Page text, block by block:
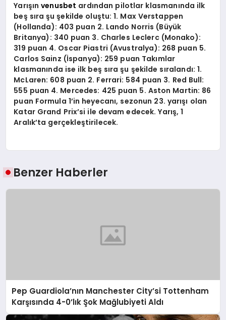
Yarışınvenusbet ardından pilotlar klasmanında ilk
beş sıra şu şekilde oluştu: 1. Max Verstappen
(Hollanda): 403 puan 2. Lando Norris (Büyük
Britanya): 340 puan 3. Charles Leclerc (Monako):
319 puan 4. Oscar Piastri (Avustralya): 268 puan 5.
Carlos Sainz (İspanya): 259 puan Takımlar
klasmanında ise ilk beş sıra şu şekilde sıralandı: 1.
McLaren: 608 puan 2. Ferrari: 584 puan 3. Red Bull:
555 puan 4. Mercedes: 425 puan 5. Aston Martin: 86
puan Formula 1’in heyecanı, sezonun 23. yarışı olan
Katar Grand Prix’si ile devam edecek. Yarış, 1
Aralık’ta gerçekleştirilecek.
Benzer Haberler
Pep Guardiola’nın Manchester City’si Tottenham
Karşısında 4-0’lık Şok Mağlubiyeti Aldı